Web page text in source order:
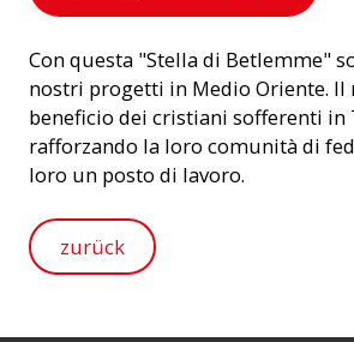
Con questa "Stella di Betlemme"
nostri progetti in Medio Oriente. Il
beneficio dei cristiani sofferenti in
rafforzando la loro comunità di
loro un posto di lavoro.
zurück